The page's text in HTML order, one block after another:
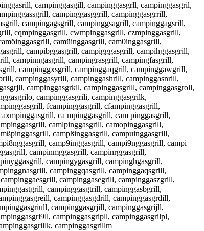
campinggasgill, campinggasgrll, campinggasgril,
campinggasggrill, campinggasgrrill,
campingagsgrill, campinggsagrill, campinggagsrill,
cqmpinggasgrill, cwmpinggasgrill, czmpinggasgrill,
camüinggasgrill, cam0inggasgrill,
campibggasgrill, campigggasgrill, campihggasgrill,
campinngasgrill, campingrasgrill, campingfasgrill,
campinggxsgrill, campinggaqgrill, campinggawgrill,
campinggasyrill, campinggashrill, campinggasnrill,
campinggasgrkll, campinggasgrlll, campinggasgroll,
campinggasgrili, campinggasgrilk,
fcampinggasgrill, cfampinggasgrill,
ca mpinggasgrill, cam pinggasgrill,
camlpinggasgrill, camopinggasgrill,
campßinggasgrill, campuinggasgrill,
camp9inggasgrill, campi9nggasgrill, campi
campinmggasgrill, campinrggasgrill,
campingygasgrill, campinghgasgrill,
campinggqasgrill, campinggaqsgrill,
campinggasegrill, campinggaszgrill,
campinggasgtrill, campinggasbgrill,
campinggasgdrill, campinggasgrdill,
campinggasgrjill, campinggasgrijll,
campinggasgripll, campinggasgrilpl,
campinggasgrillm